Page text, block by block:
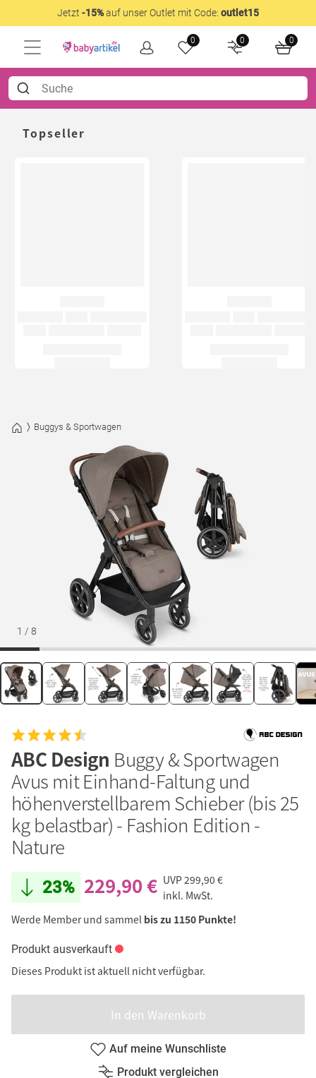
Jetzt -15%auf unser Outlet mit Code: outlet15
0 0 0
Topseller
Buggys & Sportwagen
1 / 8
ABC Design Buggy & Sportwagen
Avus mit Einhand-Faltung und
höhenverstellbarem Schieber (bis 25
kg belastbar) - Fashion Edition -
Nature
23% 229,90 € UVP299,90 €
inkl. MwSt.
Werde Member und sammel bis zu 1150 Punkte!
Produkt ausverkauft
Dieses Produkt ist aktuell nicht verfügbar.
In den Warenkorb
Auf meine Wunschliste
Produkt vergleichen